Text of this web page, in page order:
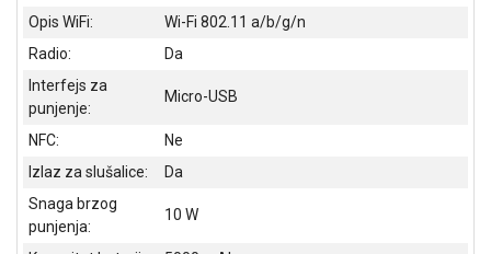
Opis WiFi:
Wi-Fi 802.11 a/b/g/n
Radio:
Da
Interfejs za
punjenje:
Micro-USB
NFC:
Ne
Izlaz za slušalice:
Da
Snaga brzog
punjenja:
10 W